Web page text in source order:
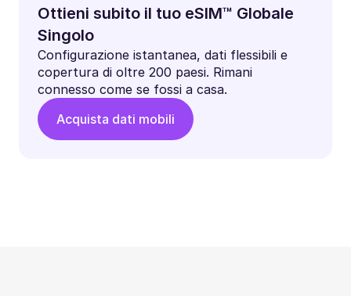
Ottieni subito il tuo eSIM™ Globale
Singolo
Configurazione istantanea, dati flessibili e
copertura di oltre 200 paesi. Rimani
connesso come se fossi a casa.
Acquista dati mobili